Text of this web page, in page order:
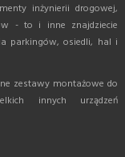
inżynierii drogowej,
- to i inne znajdziecie
parkingów, osiedli, hal i
zestawy montażowe do
innych urządzeń